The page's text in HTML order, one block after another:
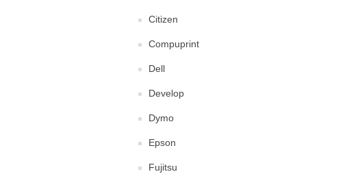
Citizen
Compuprint
Dell
Develop
Dymo
Epson
Fujitsu